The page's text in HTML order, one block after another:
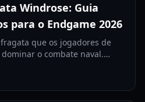
Windrose: Guia
para o Endgame 2026
que os jogadores de
o combate naval.